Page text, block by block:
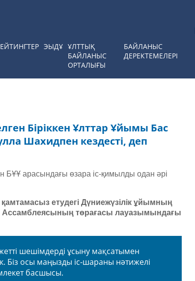
ЭЫДҰ ҰЛТТЫҚ
БАЙЛАНЫС
ОРТАЛЫҒЫ
БАЙЛАНЫС
ДЕРЕКТЕМЕЛЕРІ
Біріккен Ұлттар Ұйымы Бас
Шахидпен кездесті, деп
арасындағы өзара іс-қимылды одан әрі
қамтамасыз етудегі Дүниежүзілік ұйымның
Ассамблеясының төрағасы лауазымындағы
шешімдерді ұсыну мақсатымен
Біз осы маңызды іс-шараны нәтижелі
басшысы.